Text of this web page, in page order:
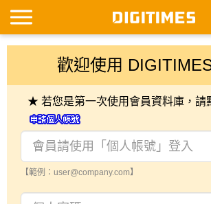
歡迎使用
★ 若您是第一次使用會員資料庫，請
【範例：user@company.com】